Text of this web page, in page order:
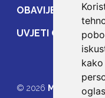
OBAVIJEST
UVJETI
© 2026 MOJE